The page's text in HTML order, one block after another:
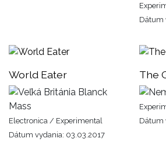
Dátum
World Eater
Blanck
Mass
Electronica / Experimental
Dátum vydania: 03.03.2017
The
Dátum